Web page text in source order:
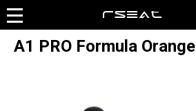
A1 PRO Formula Orange